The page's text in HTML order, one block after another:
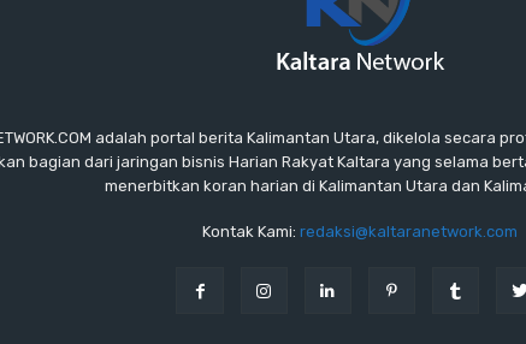
adalah portal berita Kalimantan Utara, dikelola secara
bagian dari jaringan bisnis Harian Rakyat Kaltara yang selama
menerbitkan koran harian di Kalimantan Utara dan
Kontak Kami: redaksi@kaltaranetwork.com